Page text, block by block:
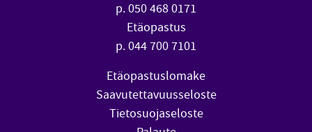
p. 050 468 0171
Etäopastus
p. 044 700 7101
Etäopastuslomake
Saavutettavuusseloste
Tietosuojaseloste